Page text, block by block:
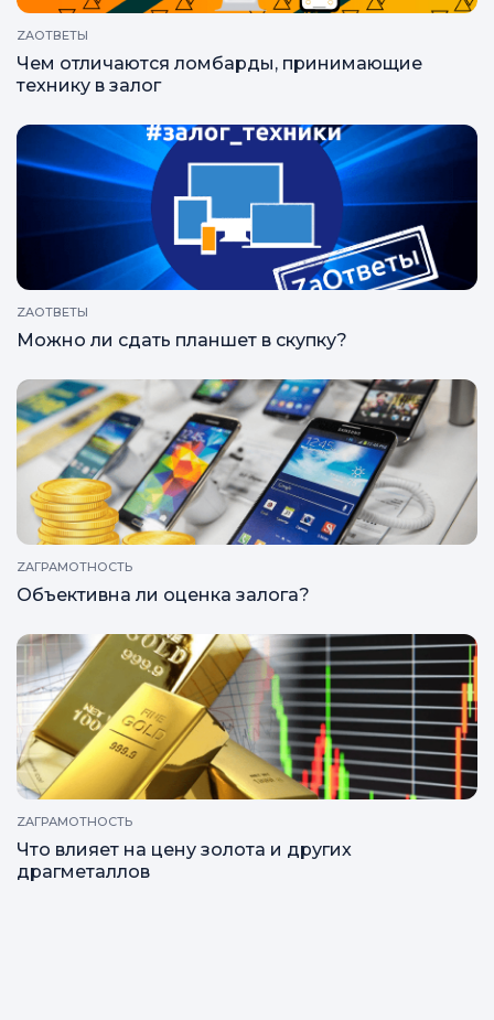
ZAОТВЕТЫ
Чем отличаются ломбарды, принимающие
технику в залог
ZAОТВЕТЫ
Можно ли сдать планшет в скупку?
ZAГРАМОТНОСТЬ
Объективна ли оценка залога?
ZAГРАМОТНОСТЬ
Что влияет на цену золота и других
драгметаллов